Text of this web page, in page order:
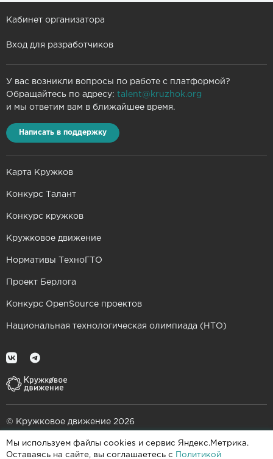
Мы используем файлы cookies и сервис Яндекс.Метрика.
Оставаясь на сайте, вы соглашаетесь с
Политикой
Кабинет организатора
Вход для разработчиков
У вас возникли вопросы по работе с платформой?
Обращайтесь по адресу: talent@kruzhok.org
и мы ответим вам в ближайшее время.
Написать в поддержку
Карта Кружков
Конкурс Талант
Конкурс кружков
Кружковое движение
Нормативы ТехноГТО
Проект Берлога
Конкурс OpenSource проектов
Национальная технологическая олимпиада (НТО)
© Кружковое движение 2026
При поддержке